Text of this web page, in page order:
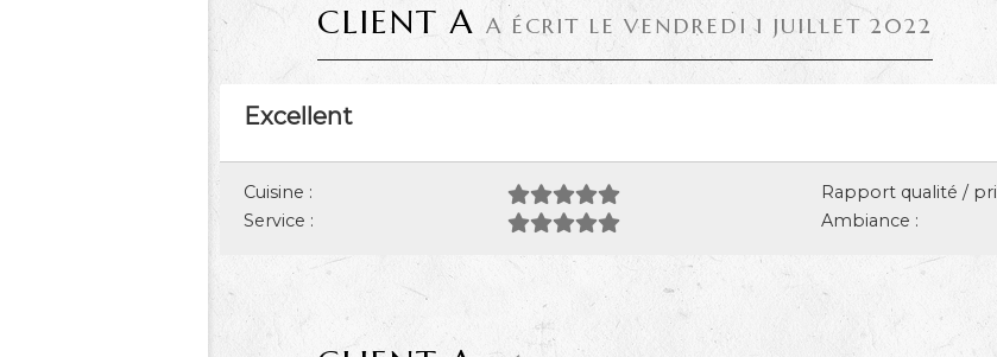
CLIENT A A ÉCRIT LE VENDREDI 1 JUILLET 2022
Excellent
Cuisine :
Rapport qualité /
Service :
Ambiance :